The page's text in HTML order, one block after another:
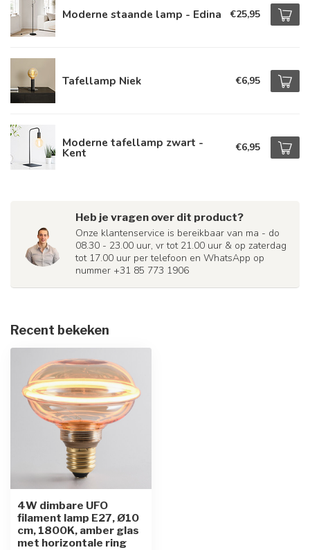
Moderne staande lamp - Edina €25,95
Tafellamp Niek €6,95
Moderne tafellamp zwart -
Kent €6,95
Heb je vragen over dit product?
Onze klantenservice is bereikbaar van ma - do
08.30 - 23.00 uur, vr tot 21.00 uur & op zaterdag
tot 17.00 uur per telefoon en WhatsApp op
nummer +31 85 773 1906
Recent bekeken
4W dimbare UFO
filament lamp E27, Ø10
cm, 1800K, amber glas
met horizontale ring